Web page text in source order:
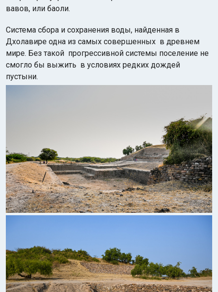
вавов, или баоли.
Система сбора и сохранения воды, найденная в
Дхолавире одна из самых совершенных в древнем
мире. Без такой прогрессивной системы поселение не
смогло бы выжить в условиях редких дождей
пустыни.